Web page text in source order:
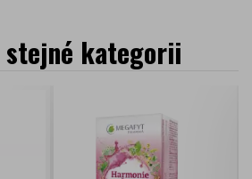
kategorii